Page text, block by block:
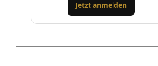
Jetzt anmelden